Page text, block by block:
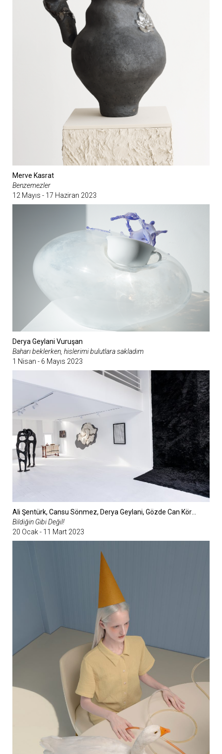
Merve Kasrat
Benzemezler
12 Mayıs - 17 Haziran 2023
Derya Geylani Vuruşan
Baharı beklerken, hislerimi bulutlara sakladım
1 Nisan - 6 Mayıs 2023
Ali Şentürk, Cansu Sönmez, Derya Geylani, Gözde Can Köroğlu, Ömer Faruk Yaman, Sevim Kaya, Sinem Demirci
Bildiğin Gibi Değil!
20 Ocak - 11 Mart 2023